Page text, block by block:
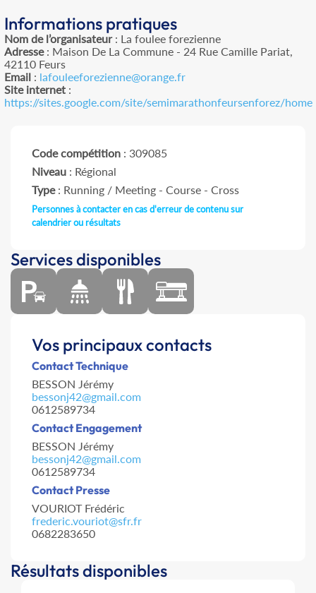
Informations pratiques
Nom de l’organisateur: La foulee forezienne
Adresse: Maison De La Commune - 24 Rue Camille Pariat,
42110 Feurs
Email: lafouleeforezienne@orange.fr
Site internet:
https://sites.google.com/site/semimarathonfeursenforez/home
Code compétition : 309085
Niveau : Régional
Type: Running / Meeting - Course - Cross
Personnes à contacter en cas d'erreur de contenu sur
calendrier ou résultats
Services disponibles
Vos principaux contacts
Contact Technique
BESSON Jérémy
bessonj42@gmail.com
0612589734
Contact Engagement
BESSON Jérémy
bessonj42@gmail.com
0612589734
Contact Presse
VOURIOT Frédéric
frederic.vouriot@sfr.fr
0682283650
Résultats disponibles